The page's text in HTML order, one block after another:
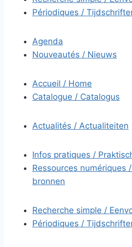
Périodiques /
Agenda
Nouveautés / Nieuws
Accueil / Home
Catalogue / Catalogus
Actualités / Actualiteiten
Infos pratiques /
Ressources numériques
bronnen
Recherche simple /
Périodiques /